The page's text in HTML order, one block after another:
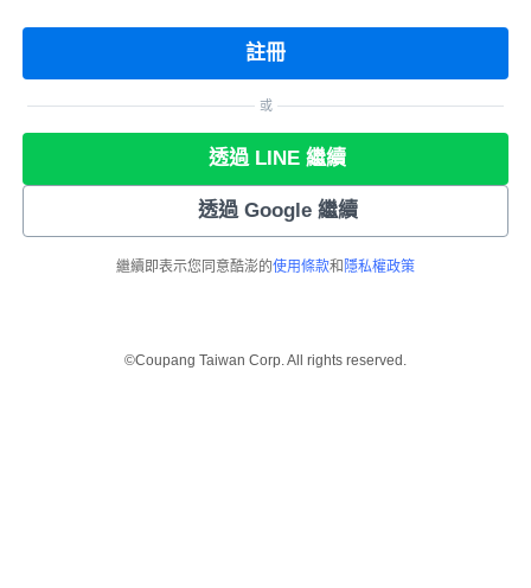
註冊
或
透過 LINE 繼續
透過 Google 繼續
繼續即表示您同意酷澎的使用條款和 隱私權政策
©Coupang Taiwan Corp. All rights reserved.